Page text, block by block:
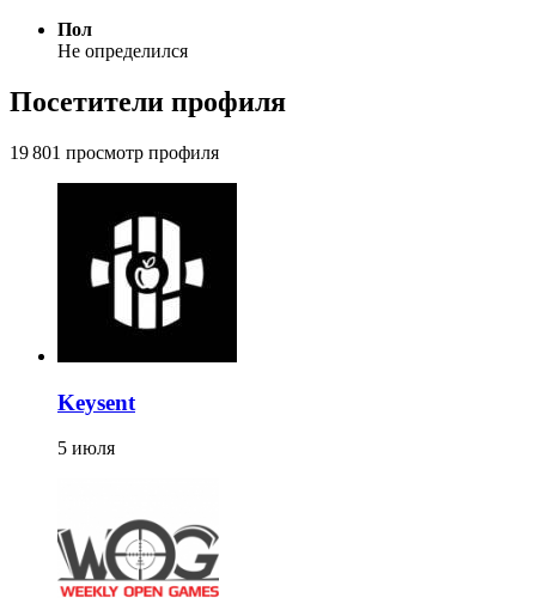
Пол
Не определился
Посетители профиля
19 801 просмотр профиля
Keysent
5 июля